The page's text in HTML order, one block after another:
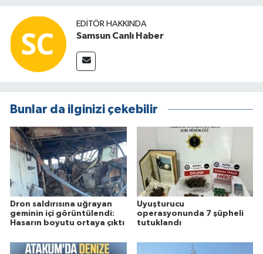
EDITÖR HAKKINDA
Samsun Canlı Haber
Bunlar da ilginizi çekebilir
Dron saldırısına uğrayan
geminin içi görüntülendi:
Hasarın boyutu ortaya çıktı
Uyuşturucu
operasyonunda 7 şüpheli
tutuklandı